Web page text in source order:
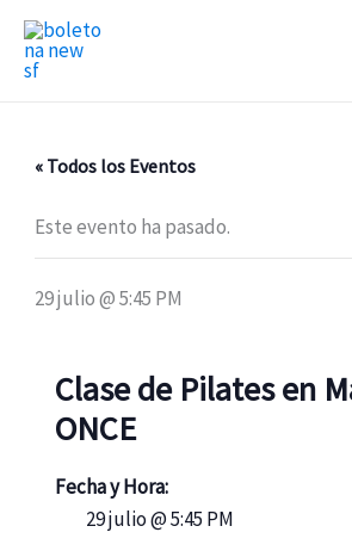
contenido
« Todos los Eventos
Este evento ha pasado.
29 julio @ 5:45 PM
Clase de Pilates en
ONCE
Fecha y Hora:
29 julio @ 5:45 PM